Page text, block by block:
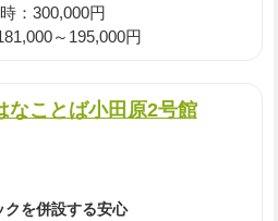
：300,000円
～195,000円
なことば小田原2号館
クを併設する安心